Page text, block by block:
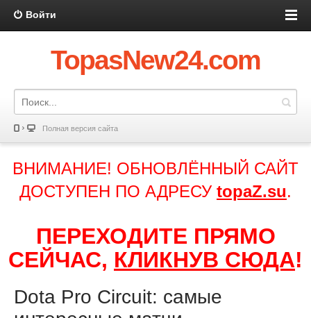
Войти
TopasNew24.com
Полная версия сайта
ВНИМАНИЕ! ОБНОВЛЁННЫЙ САЙТ
ДОСТУПЕН ПО АДРЕСУ topaZ.su.
ПЕРЕХОДИТЕ ПРЯМО
СЕЙЧАС, КЛИКНУВ СЮДА!
Dota Pro Circuit: самые